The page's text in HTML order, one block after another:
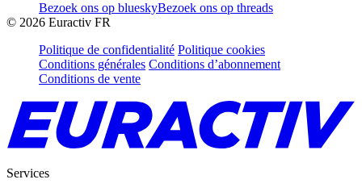
Bezoek ons op blueskyBezoek ons op threads
© 2026 Euractiv FR
Politique de confidentialité Politique cookies
Conditions générales Conditions d’abonnement
Conditions de vente
Services